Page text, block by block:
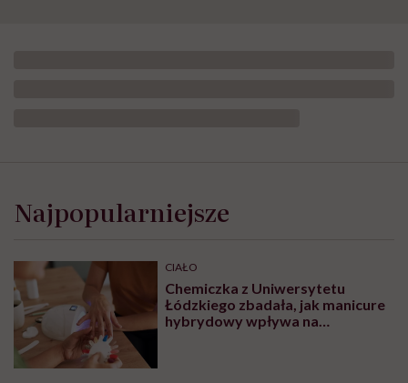
Najpopularniejsze
CIAŁO
Chemiczka z Uniwersytetu
Łódzkiego zbadała, jak manicure
hybrydowy wpływa na